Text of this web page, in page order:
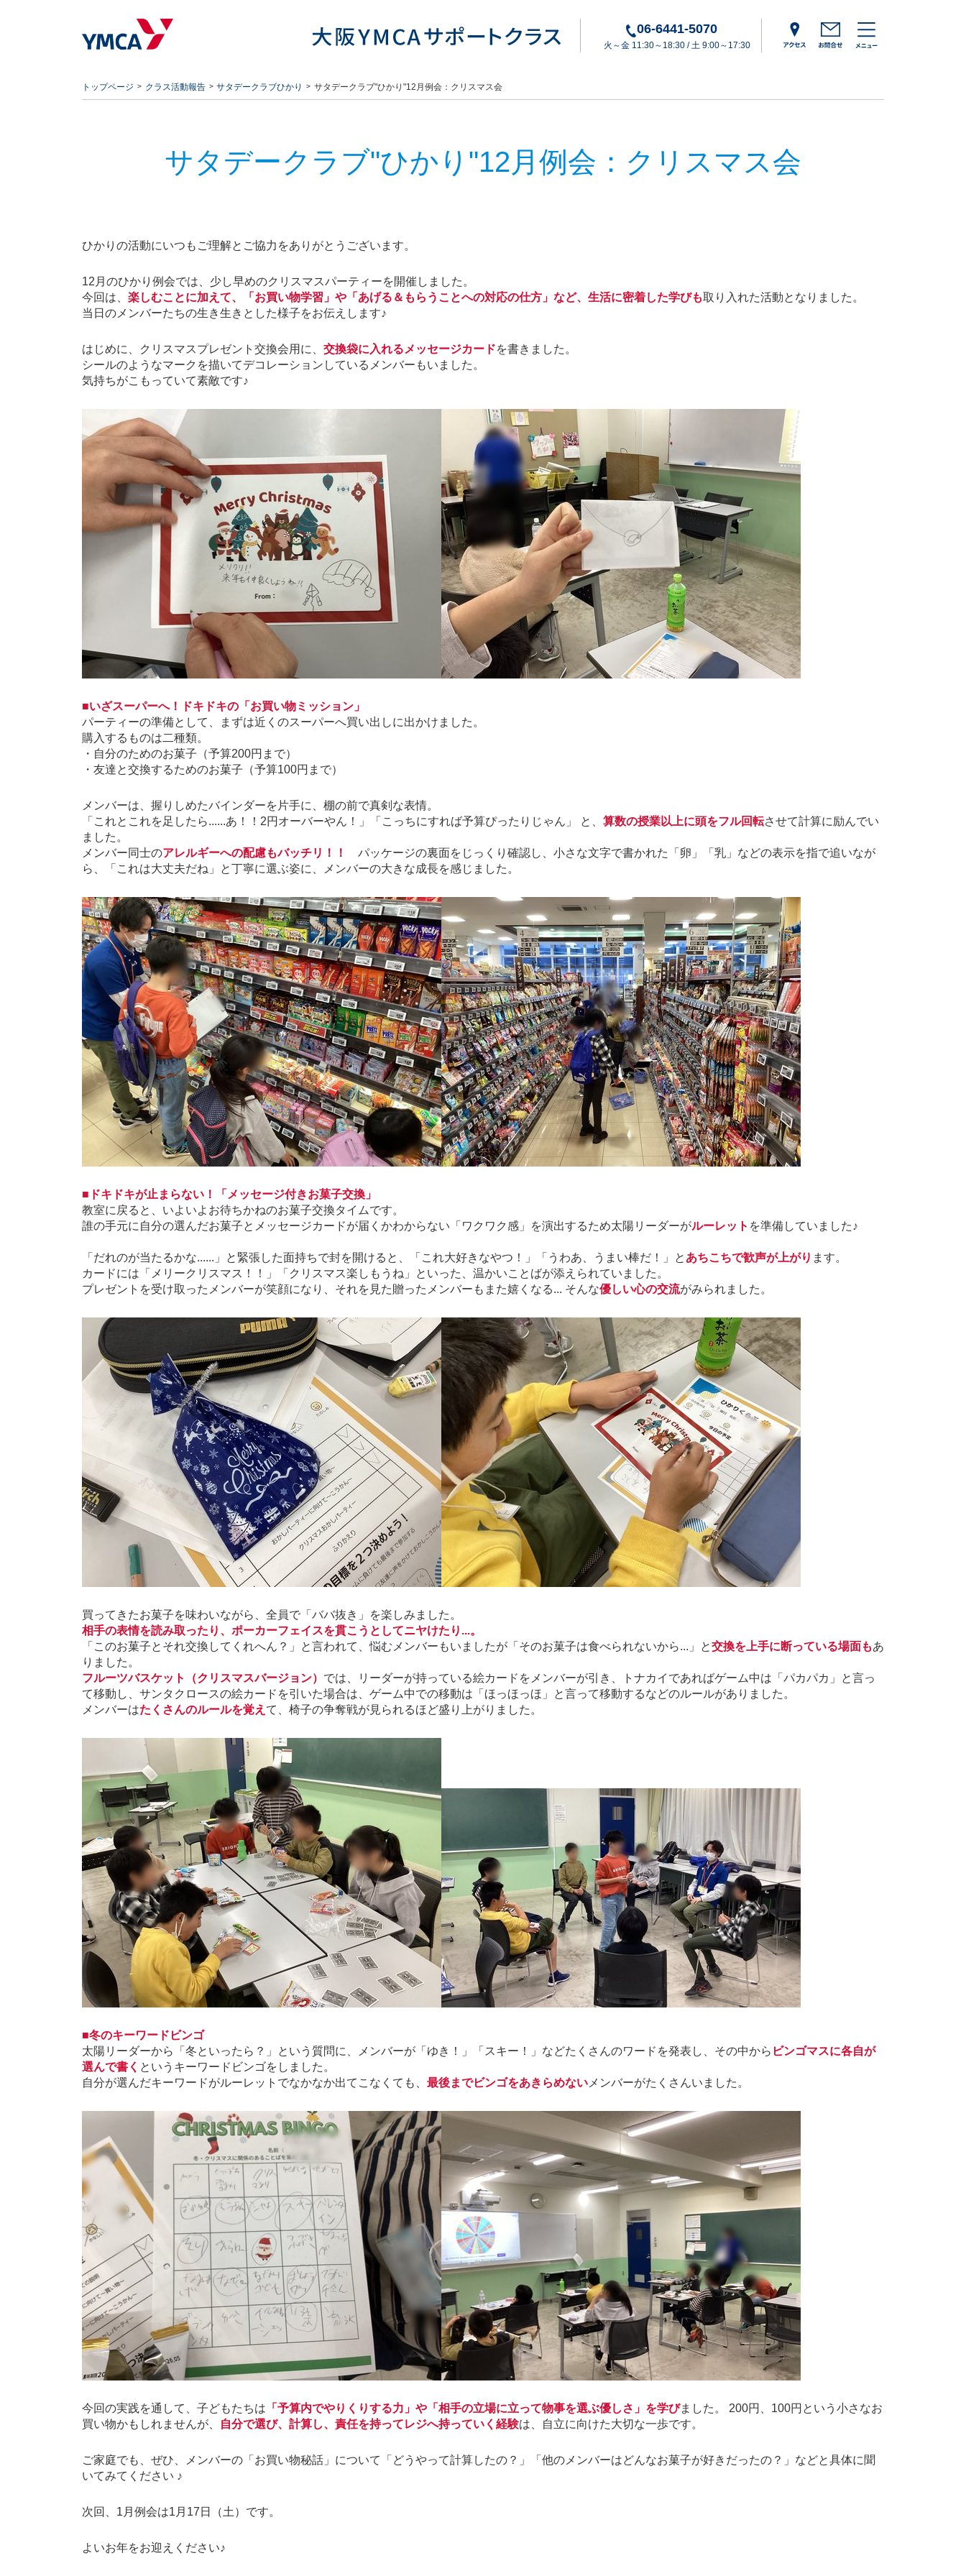
06-6441-5070
火～金 11:30～18:30 / 土 9:00～17:30
トップページ クラス活動報告 サタデークラブひかり サタデークラブ"ひかり"12月例会：クリスマス会
サタデークラブ"ひかり"12月例会：クリスマス会
ひかりの活動にいつもご理解とご協力をありがとうございます。
12 月のひかり例会では、少し早めのクリスマスパーティーを開催しました。
今回は、 楽しむことに加えて、「お買い物学習」や「あげる＆もらうことへの対応の仕方」など、生活に密着した学びも取り入れた活動となりました。
当日のメンバーたちの生き生きとした様子をお伝えします♪
はじめに、クリスマスプレゼント交換会用に、 交換袋に入れるメッセージカードを書きました。
シールのようなマークを描いてデコレーションしているメンバーもいました。
気持ちがこもっていて素敵です♪
■いざスーパーへ！ドキドキの「お買い物ミッション」
パーティーの準備として、まずは近くのスーパーへ買い出しに出かけました。
購入するものは二種類。
・自分のためのお菓子（予算200円まで）
・友達と交換するためのお菓子（予算100円まで）
メンバーは、握りしめたバインダーを片手に、棚の前で真剣な表情。
「これとこれを足したら......あ！！ 2円オーバーやん！」「こっちにすれば予算ぴったりじゃん」 と、 算数の授業以上に頭をフル回転させて計算に励んでい
ました。
メンバー同士のアレルギーへの配慮もバッチリ！！
パッケージの裏面をじっくり確認し、小さな文字で書かれた「卵」「乳」などの表示を指で追いなが
ら、「これは大丈夫だね」と丁寧に選ぶ姿に、メンバーの大きな成長を感じました。
■ドキドキが止まらない！「メッセージ付きお菓子交換」
教室に戻ると、いよいよお待ちかねのお菓子交換タイムです。
誰の手元に自分の選んだお菓子とメッセージカードが届くかわからない「ワクワク感」を演出するため太陽リーダーがルーレット を準備していました♪
「だれのが当たるかな......」と緊張した面持ちで封を開けると、「これ大好きなやつ！」「うわあ、うまい棒だ！」と あちこちで歓声が上がり ます。
カードには「メリークリスマス！！」「クリスマス楽しもうね」といった、温かいことばが添えられていました。
プレゼントを受け取ったメンバーが笑顔になり、それを見た贈ったメンバーもまた嬉くなる... そんな優しい心の交流がみられました。
買ってきたお菓子を味わいながら、全員で「ババ抜き」を楽しみました。
相手の表情を読み取ったり、ポーカーフェイスを貫こうとしてニヤけたり...。
「このお菓子とそれ交換してくれへん？」と言われて、悩むメンバーもいましたが「そのお菓子は食べられないから...」と交換を上手に断っている場面もあ
りました。
フルーツバスケット（クリスマスバージョン） では、リーダーが持っている絵カードをメンバーが引き、トナカイであればゲーム中は「パカパカ」と言っ
て移動し、サンタクロースの絵カードを引いた場合は、ゲーム中での移動は「ほっほっほ」と言って移動するなどのルールがありました。
メンバーはたくさんのルールを覚え て、椅子の争奪戦が見られるほど盛り上がりました。
■冬のキーワードビンゴ
太陽リーダーから「冬といったら？」という質問に、メンバーが「ゆき！」「スキー！」などたくさんのワードを発表し、その中から ビンゴマスに各自が
選んで書く というキーワードビンゴをしました。
自分が選んだキーワードがルーレットでなかなか出てこなくても、 最後までビンゴをあきらめない メンバーがたくさんいました。
今回の実践を通して、子どもたちは 「予算内でやりくりする力」や「相手の立場に立って物事を選ぶ優しさ」を学びました。 200円、 100円という小さなお
買い物かもしれませんが、
自分で選び、計算し、責任を持ってレジへ持っていく経験は、自立に向けた大切な一歩です。
ご家庭でも、ぜひ、メンバーの「お買い物秘話」について「どうやって計算したの？」「他のメンバーはどんなお菓子が好きだったの？」などと具体に聞
いてみてください ♪
次回、 1 月例会は1 月 17 日（土）です。
よいお年をお迎えください♪